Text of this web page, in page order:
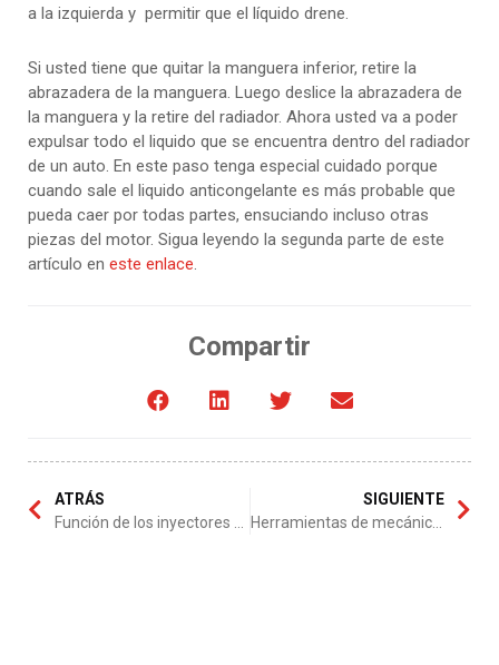
a la izquierda y permitir que el líquido drene.
Si usted tiene que quitar la manguera inferior, retire la
abrazadera de la manguera. Luego deslice la abrazadera de
la manguera y la retire del radiador. Ahora usted va a poder
expulsar todo el liquido que se encuentra dentro del radiador
de un auto. En este paso tenga especial cuidado porque
cuando sale el liquido anticongelante es más probable que
pueda caer por todas partes, ensuciando incluso otras
piezas del motor. Sigua leyendo la segunda parte de este
artículo en este enlace
Compartir
ATRÁS
SIGUIENTE
Herramientas de mecánica automotriz